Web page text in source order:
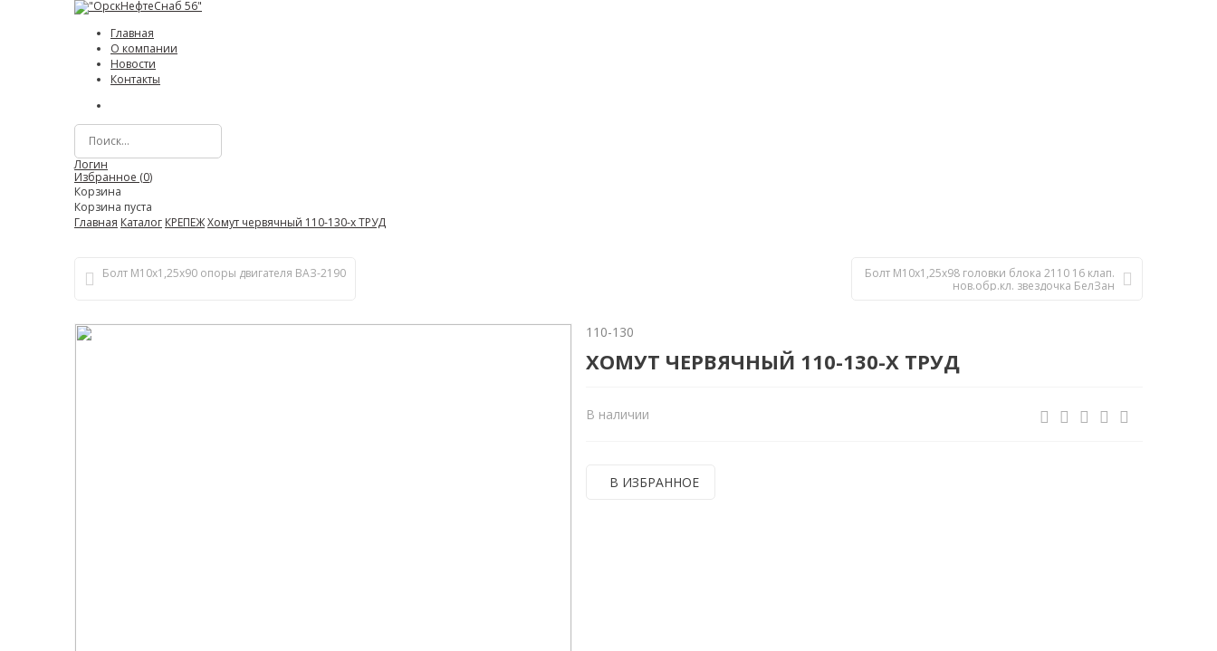
Главная
О компании
Новости
Контакты
Логин
Избранное (0)
Корзина
Корзина пуста
Главная Каталог КРЕПЕЖХомут червячный 110-130-х ТРУД
Болт М10х1,25х90 опоры двигателя ВАЗ-2190
Болт М10х1,25х98 головки блока 2110 16 клап.
нов.обр.кл. звездочка БелЗан
110-130
ХОМУТ ЧЕРВЯЧНЫЙ 110-130-Х ТРУД
В наличии
В ИЗБРАННОЕ